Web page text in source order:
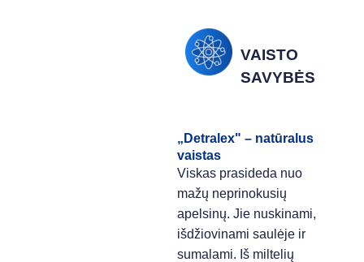
VAISTO
SAVYBĖS
„Detralex" – natūralus
vaistas
Viskas prasideda nuo
mažų neprinokusių
apelsinų. Jie nuskinami,
išdžiovinami saulėje ir
sumalami. Iš miltelių